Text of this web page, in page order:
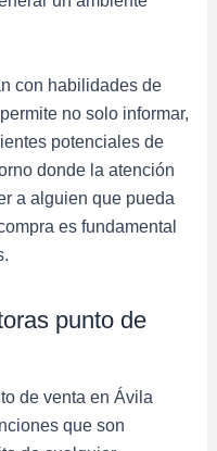
con habilidades de
no solo informar,
potenciales de
donde la atención
a alguien que pueda
es fundamental
punto de
de venta en Ávila
que son